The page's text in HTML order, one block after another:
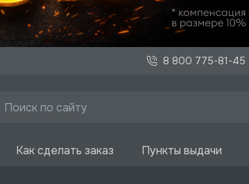
8 800 775-81-45
Как сделать заказ Пункты выдачи